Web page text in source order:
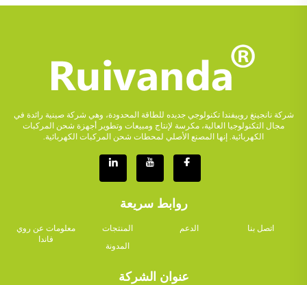
شركة نانجينغ روييفندا تكنولوجي جديده للطاقة المحدودة، وهي شركة صينية رائدة في
مجال التكنولوجيا العالية، مكرسة لإنتاج ومبيعات وتطوير أجهزة شحن المركبات
الكهربائية. إنها المصنع الأصلي لمحطات شحن المركبات الكهربائية.
روابط سريعة
معلومات عن روي
فاندا
المنتجات الدعم
اتصل بنا
المدونة
عنوان الشركة